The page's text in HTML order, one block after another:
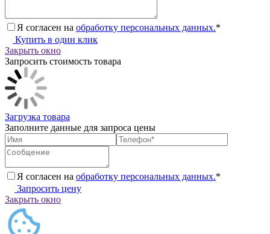
Я согласен на обработку персональных данных.*
Купить в один клик
Закрыть окно
Запросить стоимость товара
Загрузка товара
Заполните данные для запроса цены
Я согласен на обработку персональных данных.*
Запросить цену
Закрыть окно